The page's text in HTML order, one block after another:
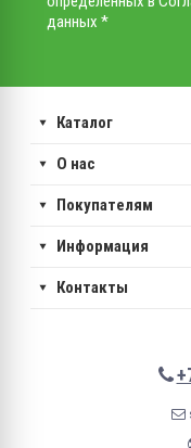
данных *
Каталог
О нас
Покупателям
Информация
Контакты